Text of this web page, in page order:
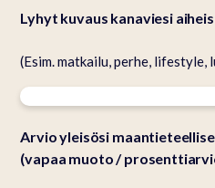
Lyhyt kuvaus kanaviesi
(Esim. matkailu, perhe,
Arvio yleisösi
(vapaa muoto /